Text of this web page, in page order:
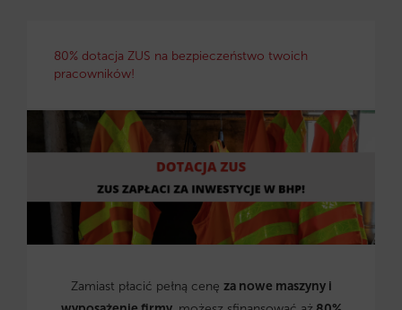
80% dotacja ZUS na bezpieczeństwo twoich
pracowników!
Zamiast płacić pełną cenę za nowe maszyny i